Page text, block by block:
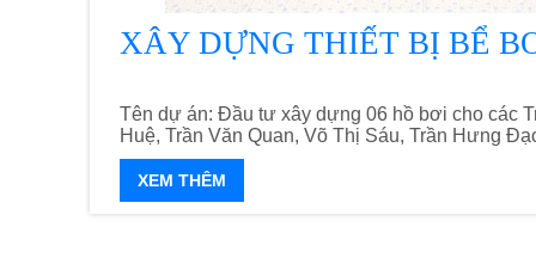
XÂY DỰNG THIẾT BỊ BỂ
Tên dự án: Đầu tư xây dựng 06 hồ bơi cho các
Huệ, Trần Văn Quan, Võ Thị Sáu, Trần Hưng
XEM THÊM